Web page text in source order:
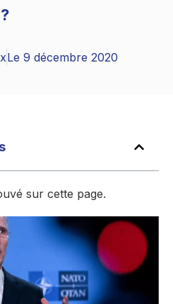
Le 9 décembre 2020
sur cette page.